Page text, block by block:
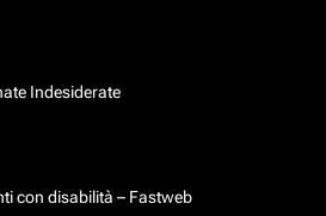
Indesiderate
con disabilità – Fastweb